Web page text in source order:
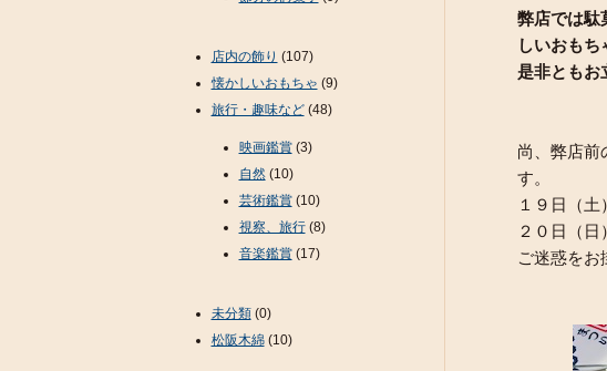
弊店では駄
しいおもち
是非ともお
尚、弊店前
す。
１９日（
２０日（
ご迷惑をお
店内の飾り (107)
懐かしいおもちゃ (9)
旅行・趣味など(48)
映画鑑賞(3)
自然(10)
芸術鑑賞(10)
視察、旅行(8)
音楽鑑賞(17)
未分類(0)
松阪木綿(10)